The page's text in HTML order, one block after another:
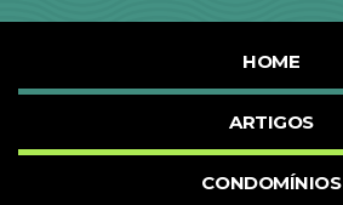
HOME
ARTIGOS
CONDOMÍNIOS